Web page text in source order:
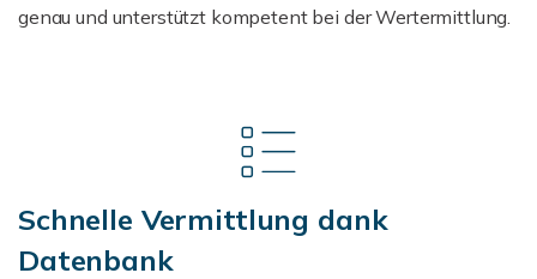
genau und unterstützt kompetent bei der Wertermittlung.
Schnelle Vermittlung dank
Datenbank